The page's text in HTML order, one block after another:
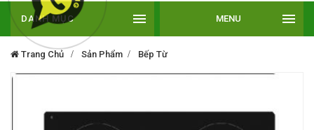
DANH MỤC MENU
Trang Chủ Sản Phẩm Bếp Từ